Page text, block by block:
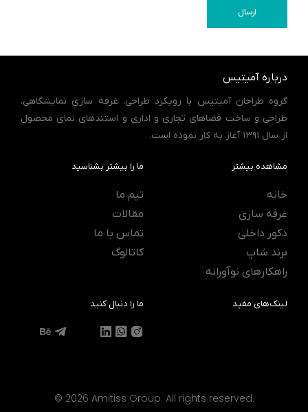
ارسال
درباره آمیتیس
گروه طراحان آمیتیس با رویکرد طراحی، غرفه سازی نمایشگاهی،
طراحی و ساخت فضاهای تجاری و اداری و استندهای نمای محصول
از سال 1391 آغاز به کار نموده است.
مشاهده بیشتر
خانه
غرفه سازی
دکور داخلی
برند شاپ
راهکارهای نوآورانه
ما را بیشتر بشناسید
تیم ما
مقالات
تماس با ما
کاتالوگ
لینک‌های مفید ما را دنبال کنید
© 2026 Amitiss Group. All rights reserved.